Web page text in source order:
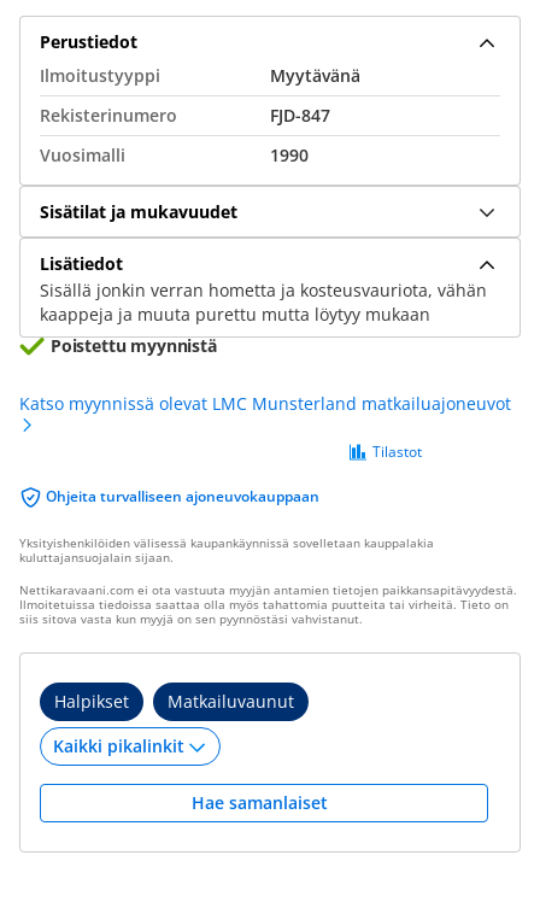
Perustiedot
Ilmoitustyyppi
Myytävänä
Rekisterinumero
FJD-847
Vuosimalli
1990
Sisätilat ja mukavuudet
Lisätiedot
Sisällä jonkin verran hometta ja kosteusvauriota, vähän
kaappeja ja muuta purettu mutta löytyy mukaan
Poistettu myynnistä
Katso myynnissä olevat LMC Munsterland matkailuajoneuvot
Ohjeita turvalliseen ajoneuvokauppaan
Tilastot
Yksityishenkilöiden välisessä kaupankäynnissä sovelletaan kauppalakia
kuluttajansuojalain sijaan.
Nettikaravaani.com ei ota vastuuta myyjän antamien tietojen paikkansapitävyydestä.
Ilmoitetuissa tiedoissa saattaa olla myös tahattomia puutteita tai virheitä. Tieto on
siis sitova vasta kun myyjä on sen pyynnöstäsi vahvistanut.
Halpikset Matkailuvaunut
Hae samanlaiset